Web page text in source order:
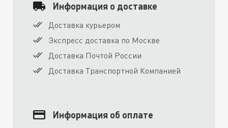
Информация о доставке
Доставка курьером
Экспресс доставка по Москве
Доставка Почтой России
Доставка Транспортной Компанией
Информация об оплате